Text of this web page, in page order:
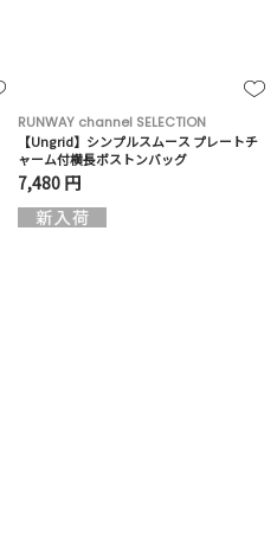
RUNWAY channel SELECTION
【Ungrid】シンプルスムース プレートチ
ャーム付横長ボストンバッグ
7,480 円